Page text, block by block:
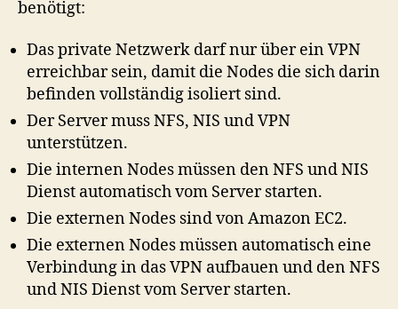
benötigt:
Das private Netzwerk darf nur über ein VPN
erreichbar sein, damit die Nodes die sich darin
befinden vollständig isoliert sind.
Der Server muss NFS, NIS und VPN
unterstützen.
Die internen Nodes müssen den NFS und NIS
Dienst automatisch vom Server starten.
Die externen Nodes sind von Amazon EC2.
Die externen Nodes müssen automatisch eine
Verbindung in das VPN aufbauen und den NFS
und NIS Dienst vom Server starten.